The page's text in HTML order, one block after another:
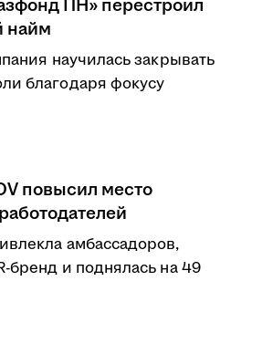
ПН» перестроил
найм
научилась закрывать
благодаря фокусу
повысил место
амбассадоров,
бренд и поднялась на 49